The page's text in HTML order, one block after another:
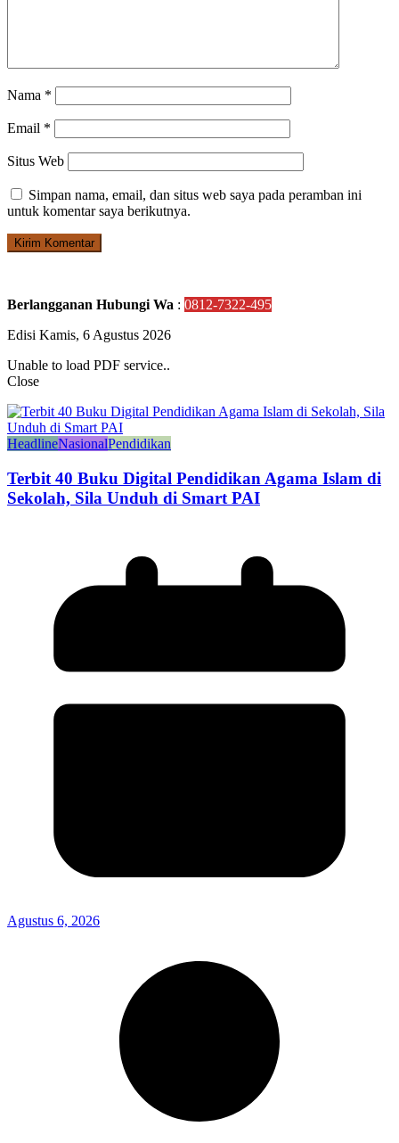
Nama *
Email *
Situs Web
Simpan nama, email, dan situs web saya pada peramban ini
untuk komentar saya berikutnya.
Berlangganan Hubungi Wa : 0812-7322-495
Edisi Kamis, 6 Agustus 2026
Unable to load PDF service..
Close
HeadlineNasionalPendidikan
Terbit 40 Buku Digital Pendidikan Agama Islam di
Sekolah, Sila Unduh di Smart PAI
Agustus 6, 2026